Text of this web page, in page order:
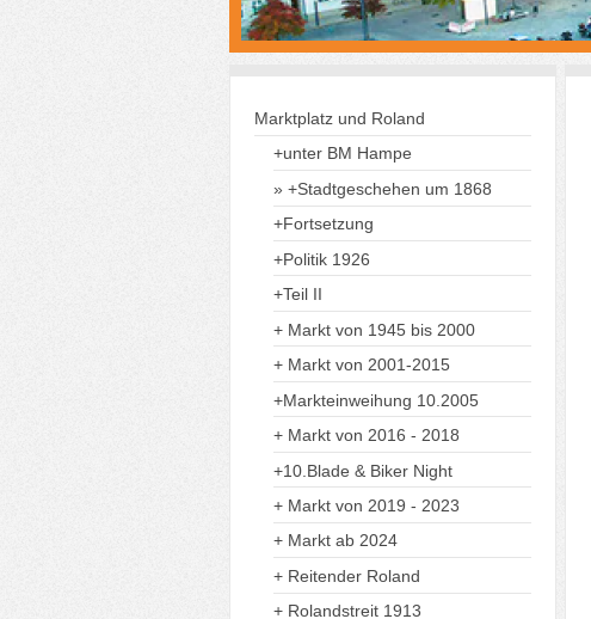
Marktplatz und Roland
+unter BM Hampe
+Stadtgeschehen um 1868
+Fortsetzung
+Politik 1926
+Teil II
+ Markt von 1945 bis 2000
+ Markt von 2001-2015
+Markteinweihung 10.2005
+ Markt von 2016 - 2018
+10.Blade & Biker Night
+ Markt von 2019 - 2023
+ Markt ab 2024
+ Reitender Roland
+ Rolandstreit 1913